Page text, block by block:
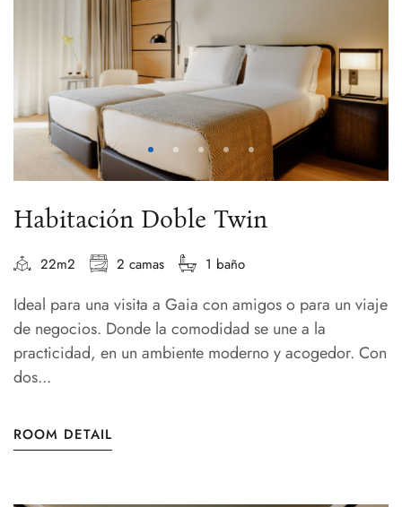
Habitación Doble Twin
22m2 2 camas 1 baño
Ideal para una visita a Gaia con amigos o para un viaje
de negocios. Donde la comodidad se une a la
practicidad, en un ambiente moderno y acogedor. Con
dos...
ROOM DETAIL